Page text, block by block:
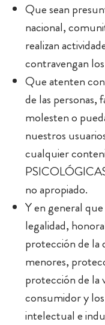
Que sean
nacional,
realizan
contravengan
Que atenten
de las personas,
molesten o
nuestros
cualquier
no apropiado.
Y en general
legalidad,
protección de la
menores,
protección de la
consumidor y
intelectual e